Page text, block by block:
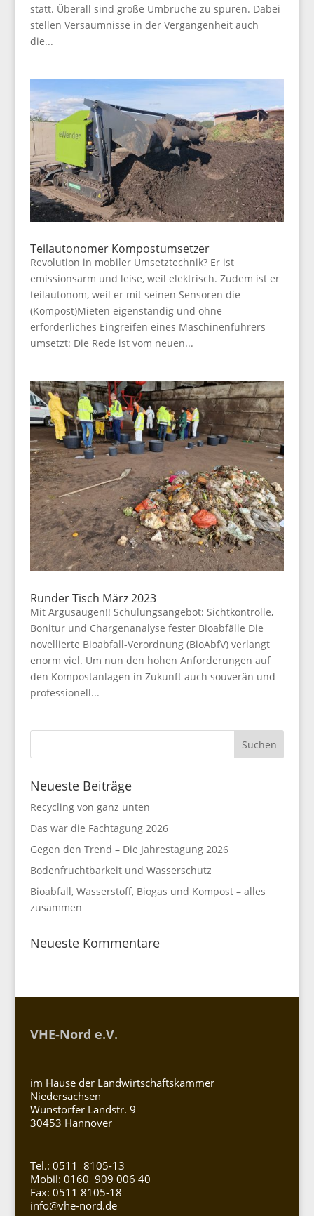
statt. Überall sind große Umbrüche zu spüren. Dabei
stellen Versäumnisse in der Vergangenheit auch
die...
Teilautonomer Kompostumsetzer
Revolution in mobiler Umsetztechnik? Er ist
emissionsarm und leise, weil elektrisch. Zudem ist er
teilautonom, weil er mit seinen Sensoren die
(Kompost)Mieten eigenständig und ohne
erforderliches Eingreifen eines Maschinenführers
umsetzt: Die Rede ist vom neuen...
Runder Tisch März 2023
Mit Argusaugen!! Schulungsangebot: Sichtkontrolle,
Bonitur und Chargenanalyse fester Bioabfälle Die
novellierte Bioabfall-Verordnung (BioAbfV) verlangt
enorm viel. Um nun den hohen Anforderungen auf
den Kompostanlagen in Zukunft auch souverän und
professionell...
Neueste Beiträge
Recycling von ganz unten
Das war die Fachtagung 2026
Gegen den Trend – Die Jahrestagung 2026
Bodenfruchtbarkeit und Wasserschutz
Bioabfall, Wasserstoff, Biogas und Kompost – alles
zusammen
Neueste Kommentare
VHE-Nord e.V.
im Hause der Landwirtschaftskammer
Niedersachsen
Wunstorfer Landstr. 9
30453 Hannover
Tel.: 0511 8105-13
Mobil: 0160 909 006 40
Fax: 0511 8105-18
info@vhe-nord.de